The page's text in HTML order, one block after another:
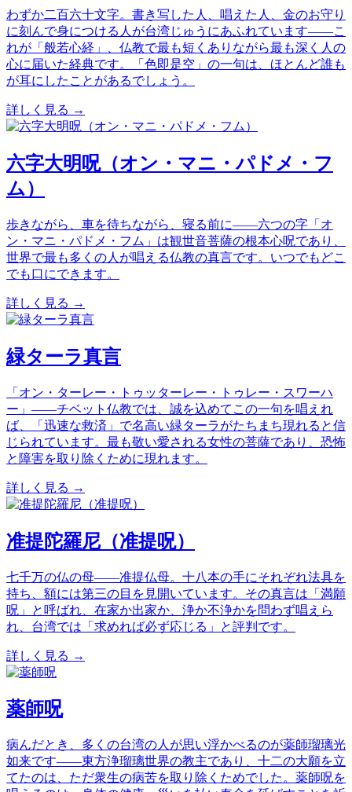
わずか二百六十文字。書き写した人、唱えた人、金のお守り
に刻んで身につける人が台湾じゅうにあふれています——こ
れが「般若心経」、仏教で最も短くありながら最も深く人の
心に届いた経典です。「色即是空」の一句は、ほとんど誰も
が耳にしたことがあるでしょう。
詳しく見る →
六字大明呪（オン・マニ・パドメ・フ
ム）
歩きながら、車を待ちながら、寝る前に——六つの字「オ
ン・マニ・パドメ・フム」は観世音菩薩の根本心呪であり、
世界で最も多くの人が唱える仏教の真言です。いつでもどこ
でも口にできます。
詳しく見る →
緑ターラ真言
「オン・ターレー・トゥッターレー・トゥレー・スワーハ
ー」——チベット仏教では、誠を込めてこの一句を唱えれ
ば、「迅速な救済」で名高い緑ターラがたちまち現れると信
じられています。最も敬い愛される女性の菩薩であり、恐怖
と障害を取り除くために現れます。
詳しく見る →
准提陀羅尼（准提呪）
七千万の仏の母——准提仏母。十八本の手にそれぞれ法具を
持ち、額には第三の目を見開いています。その真言は「満願
呪」と呼ばれ、在家か出家か、浄か不浄かを問わず唱えら
れ、台湾では「求めれば必ず応じる」と評判です。
詳しく見る →
薬師呪
病んだとき、多くの台湾の人が思い浮かべるのが薬師瑠璃光
如来です——東方浄瑠璃世界の教主であり、十二の大願を立
てたのは、ただ衆生の病苦を取り除くためでした。薬師呪を